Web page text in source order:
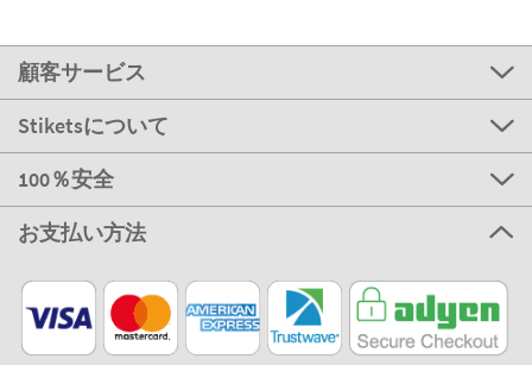
顧客サービス
Stiketsについて
100％安全
お支払い方法